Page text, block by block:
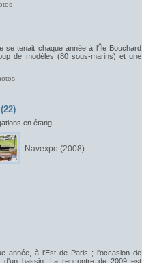
se tenait chaque année à l'Île Bouchard
de modèles (80 sous-marins) et une
!
en étang.
Navexpo (2008)
année, à l'Est de Paris ; l'occasion de
d'un bassin. La rencontre de 2009 est